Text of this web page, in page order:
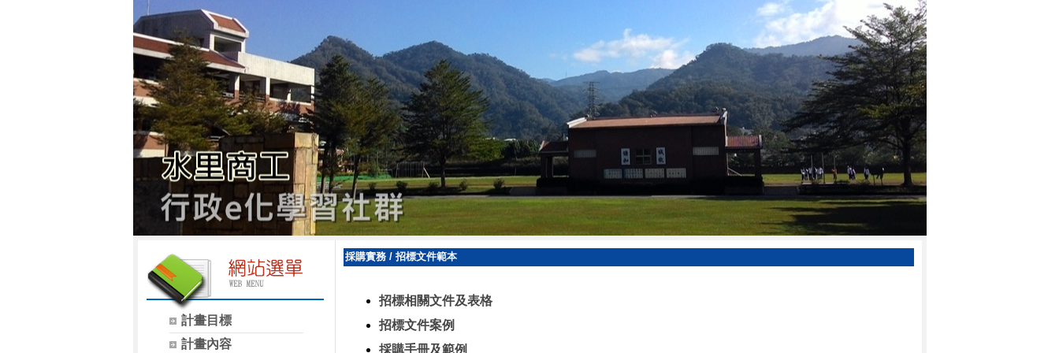
計畫目標
計畫內容
採購實務/ 招標文件範本
招標相關文件及表格
招標文件案例
採購手冊及範例